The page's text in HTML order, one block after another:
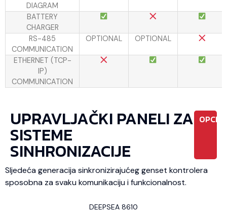
DIAGRAM
BATTERY
CHARGER
RS-485
COMMUNICATION
OPTIONAL OPTIONAL
ETHERNET (TCP-
IP)
COMMUNICATION
UPRAVLJAČKI PANELI ZA
SISTEME
SINHRONIZACIJE
Sljedeća generacija sinkronizirajućeg genset kontrolera
sposobna za svaku komunikaciju i funkcionalnost.
DEEPSEA 8610